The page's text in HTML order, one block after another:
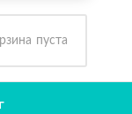
пуста